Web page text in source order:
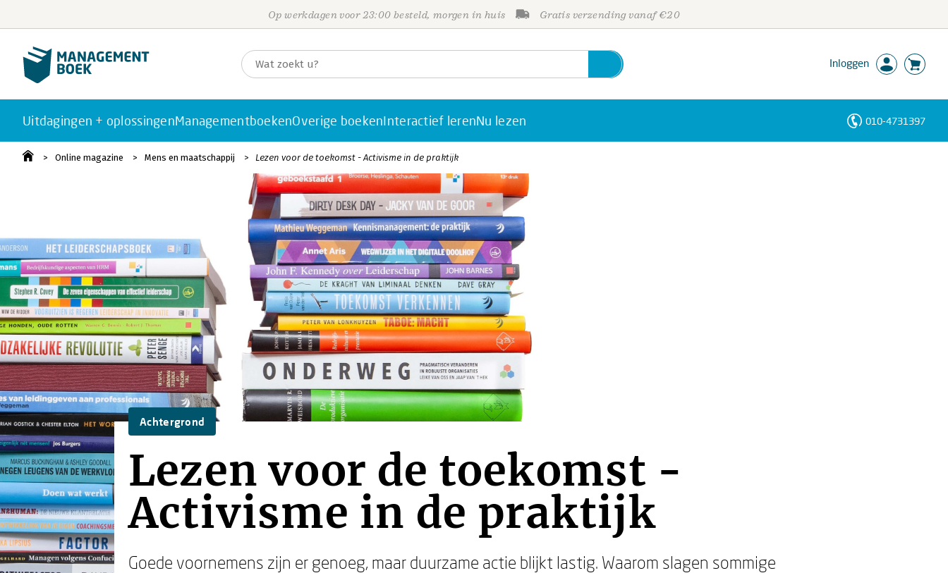
Op werkdagen voor 23:00 besteld, morgen in huis Gratis verzending vanaf €20
Inloggen
Uitdagingen + oplossingenManagementboekenOverige boekenInteractief lerenNu lezen 010-4731397
Online magazine Mens en maatschappij Lezen voor de toekomst - Activisme in de praktijk
Achtergrond
Lezen voor de toekomst -
Activisme in de praktijk
Goede voornemens zijn er genoeg, maar duurzame actie blijkt lastig. Waarom slagen sommige
Personen